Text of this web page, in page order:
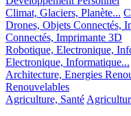
Climat, Glaciers, Planète...
Drones, Objets Connectés,
Connectés, Imprimante 3D
Robotique, Electronique,
Electronique, Informatique...
Architecture, Energies
Renouvelables
Agriculture, Santé